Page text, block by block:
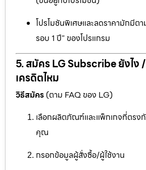
โปรโมชันพิเศษและลดราคามักมีตา
รอบ 1 ปี” ของโปรแกรม
5. สมัคร LG Subscribe ยังไง
เครดิตไหม
วิธีสมัคร(ตาม FAQ ของ LG)
เลือกผลิตภัณฑ์และแพ็กเกจที่ตรง
คุณ
กรอกข้อมูลผู้สั่งซื้อ/ผู้ใช้งาน